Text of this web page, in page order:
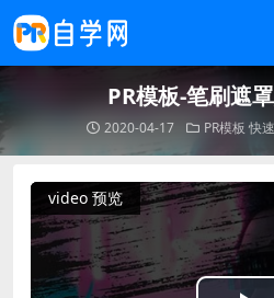
PR模板-笔刷遮
2020-04-17 PR模板 快
video 预览